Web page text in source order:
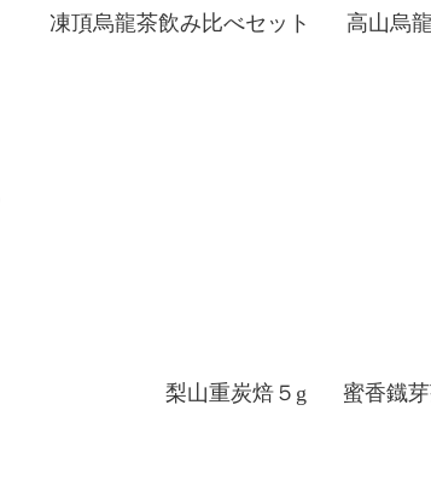
凍頂烏龍茶飲み比べセット 高山烏
梨山重炭焙５g 蜜香鐡